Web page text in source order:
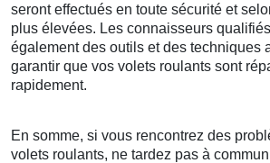
seront effectués en toute sécurité et
plus élevées. Les connaisseurs
également des outils et des techniques
garantir que vos volets roulants sont
rapidement.
En somme, si vous rencontrez des
volets roulants, ne tardez pas à